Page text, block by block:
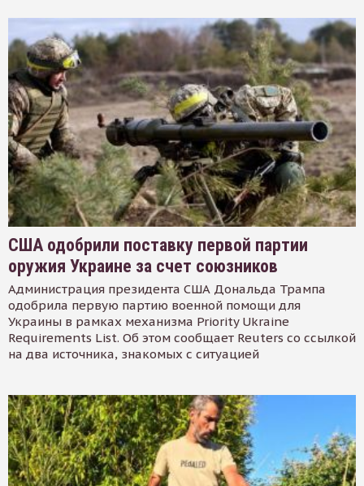
США одобрили поставку первой партии
оружия Украине за счет союзников
Администрация президента США Дональда Трампа
одобрила первую партию военной помощи для
Украины в рамках механизма Priority Ukraine
Requirements List. Об этом сообщает Reuters со ссылкой
на два источника, знакомых с ситуацией